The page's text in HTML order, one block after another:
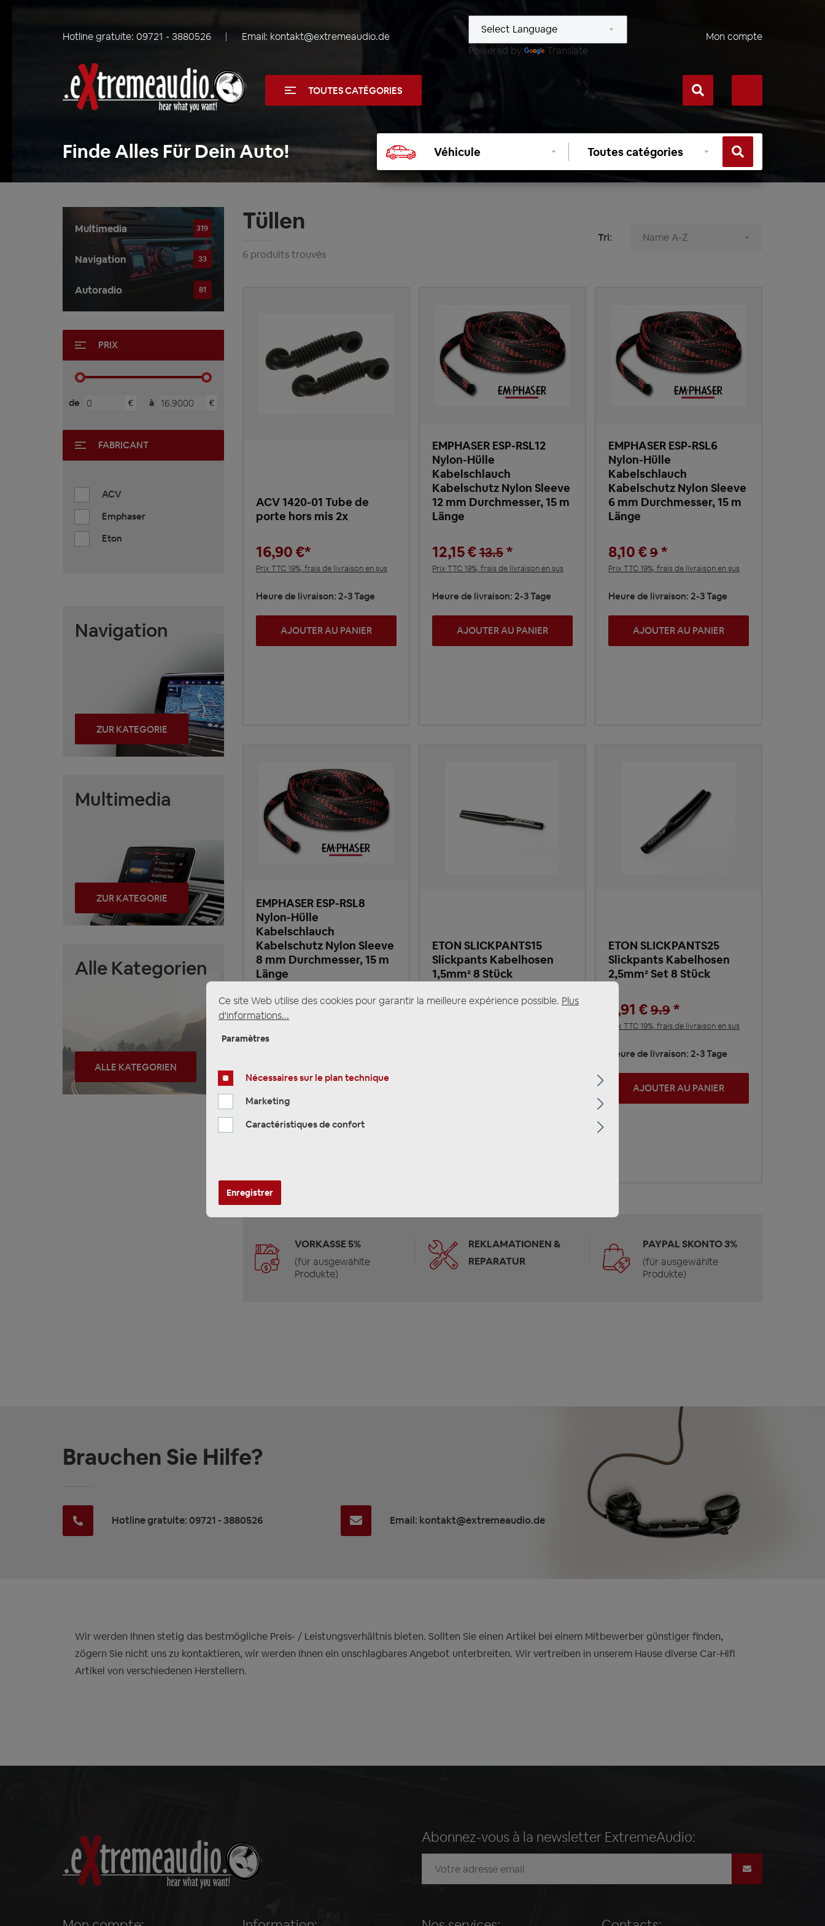
Hotline gratuite: 09721 - 3880526 Email: kontakt@extremeaudio.de
Powered by
Translate
Mon compte
TOUTES CATÉGORIES
Finde Alles Für Dein Auto!
un
véhicule
Sélectionner
catégorie
Multimedia 319
Navigation 33
Autoradio 81
PRIX
de € à €
FABRICANT
ACV
Emphaser
Eton
Navigation
ZUR KATEGORIE
Multimedia
ZUR KATEGORIE
Alle Kategorien
ALLE KATEGORIEN
Tüllen
6 produits trouvés
Tri:
ACV 1420-01 Tube de
porte hors mis 2x
16,90 €*
Prix TTC 19%, frais de livraison en sus
Heure de livraison: 2-3 Tage
AJOUTER AU PANIER
EMPHASER ESP-RSL12
Nylon-Hülle
Kabelschlauch
Kabelschutz Nylon Sleeve
12 mm Durchmesser, 15 m
Länge
12,15 €13.5*
Prix TTC 19%, frais de livraison en sus
Heure de livraison: 2-3 Tage
AJOUTER AU PANIER
EMPHASER ESP-RSL6
Nylon-Hülle
Kabelschlauch
Kabelschutz Nylon Sleeve
6 mm Durchmesser, 15 m
Länge
8,10 €9*
Prix TTC 19%, frais de livraison en sus
Heure de livraison: 2-3 Tage
AJOUTER AU PANIER
EMPHASER ESP-RSL8
Nylon-Hülle
Kabelschlauch
Kabelschutz Nylon Sleeve
8 mm Durchmesser, 15 m
Länge
10,12 € *
ETON SLICKPANTS15
Slickpants Kabelhosen
1,5mm² 8 Stück
7,11 € 7.9 *
ETON SLICKPANTS25
Slickpants Kabelhosen
2,5mm² Set 8 Stück
8,91 €9.9*
Prix TTC 19%, frais de livraison en sus
Heure de livraison: 2-3 Tage
AJOUTER AU PANIER
VORKASSE 5%
(für ausgewählte
Produkte)
REKLAMATIONEN &
REPARATUR
PAYPAL SKONTO 3%
(für ausgewählte
Produkte)
Brauchen Sie Hilfe?
Hotline gratuite: 09721 - 3880526 Email: kontakt@extremeaudio.de
Wir werden Ihnen stetig das bestmögliche Preis- / Leistungsverhältnis bieten. Sollten Sie einen Artikel bei einem Mitbewerber günstiger finden,
zögern Sie nicht uns zu kontaktieren, wir werden Ihnen ein unschlagbares Angebot unterbreiten. Wir vertreiben in unserem Hause diverse Car-Hifi
Artikel von verschiedenen Herstellern.
Abonnez-vous à la newsletter ExtremeAudio:
Ce site Web utilise des cookies pour garantir la meilleure expérience possible. Plus
d'informations...
Paramètres
Nécessaires sur le plan technique
Marketing
Caractéristiques de confort
Enregistrer